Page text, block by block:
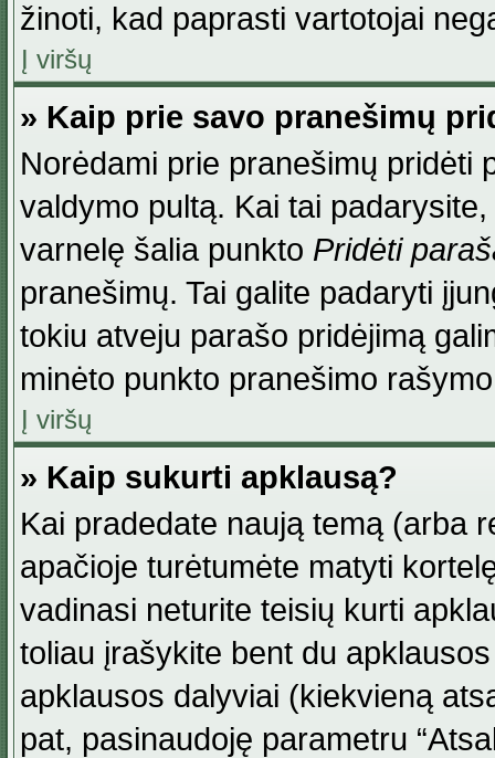
žinoti, kad paprasti vartotojai
Į viršų
» Kaip prie savo pranešimų
Norėdami prie pranešimų pridėti
valdymo pultą. Kai tai
varnelę šalia punkto Pridėti
pranešimų. Tai galite padaryti
tokiu atveju parašo pridėjimą
minėto punkto pranešimo
Į viršų
» Kaip sukurti apklausą?
Kai pradedate naują temą (arba
apačioje turėtumėte matyti
vadinasi neturite teisių kurti
toliau įrašykite bent du
apklausos dalyviai (kiekvieną
pat, pasinaudoję parametru